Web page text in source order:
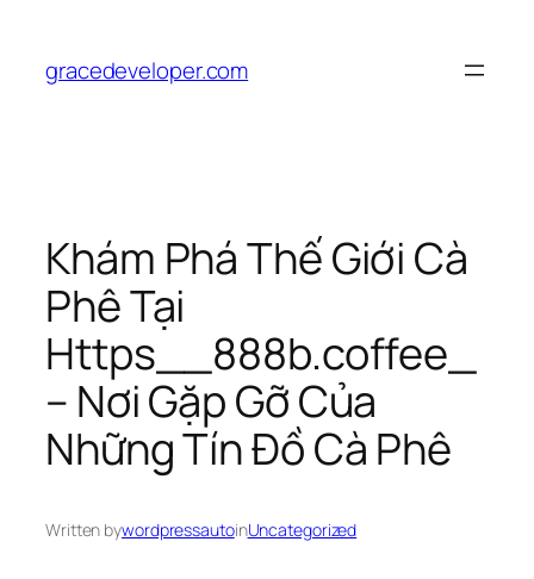
content
gracedeveloper.com
Khám Phá Thế Giới Cà
Phê Tại
Https__888b.coffee_
– Nơi Gặp Gỡ Của
Những Tín Đồ Cà Phê
Written bywordpressautoinUncategorized